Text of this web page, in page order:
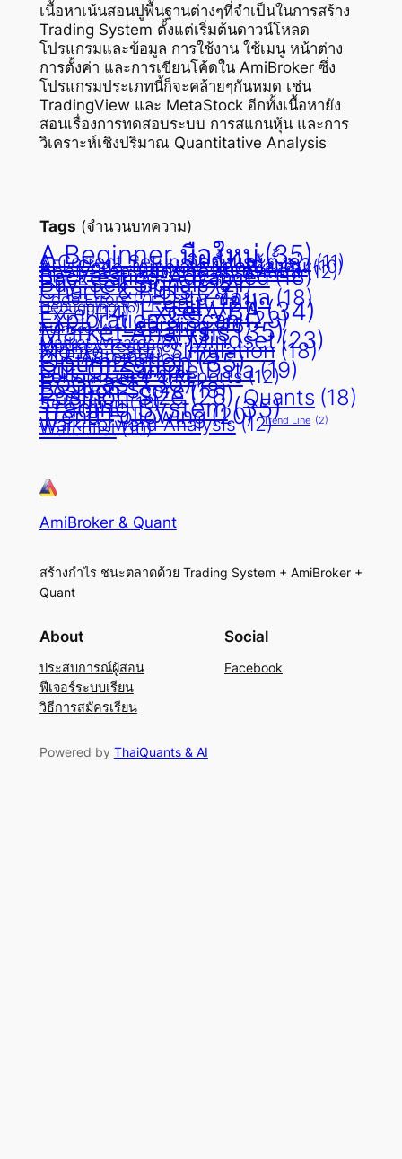
เนื้อหาเน้นสอนปูพื้นฐานต่างๆที่จำเป็นในการสร้าง
Trading System ตั้งแต่เริ่มต้นดาวน์โหลด
โปรแกรมและข้อมูล การใช้งาน ใช้เมนู หน้าต่าง
การตั้งค่า และการเขียนโค้ดใน AmiBroker ซึ่ง
โปรแกรมประเภทนี้ก็จะคล้ายๆกันหมด เช่น
TradingView และ MetaStock อีกทั้งเนื้อหายัง
สอนเรื่องการทดสอบระบบ การสแกนหุ้น และการ
วิเคราะห์เชิงปริมาณ Quantitative Analysis
Tags (จำนวนบทความ)
A Beginner มือใหม่(35)
A Correct Setup ติดตั้งและตั้งค่า (11)
AFL Code Template โค้ดเบื้องต้น (10)
ApplyStop หยุดขาดทุน คัทลอส(12)
Backtesting-Advanced(18)
Buy-Sell Signals(21)
Charts & Plots(22)
Code Errors (7) Data ข้อมูล (18)
Debugging (6) Equity(21)
Excel(14) Excel VBA(34)
Exploration & Scan(23)
interface (4) Learning(16)
Market Analysis(35)
Market Wizards (7) Mindset(23)
Monkey Tests (8)
Monte Carlo Simulation(18)
OLE Automation(12)
Optimization(35)
Out-Of-Sample Data(19)
Performance & Reports(12)
Podcast(36)
Position Score(18)
Position Size(26) Quants (18)
SetOption (10)
Trading System(35)
Trend Following(20) Trend Line (2)
Walk Forward Analysis(12)
Watchlist (10)
AmiBroker & Quant
สร้างกำไร ชนะตลาดด้วย Trading System + AmiBroker +
Quant
About
ประสบการณ์ผู้สอน
ฟีเจอร์ระบบเรียน
วิธีการสมัครเรียน
Social
Facebook
Powered by ThaiQuants & AI